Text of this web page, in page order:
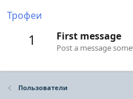
Трофеи
1 First message
Post a message
Пользователи